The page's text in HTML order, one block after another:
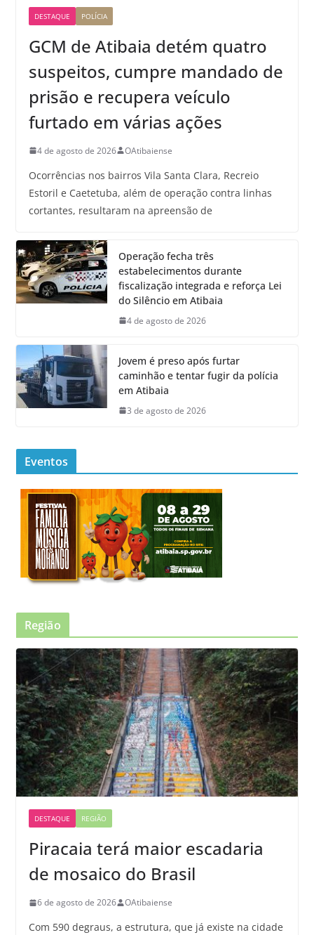
DESTAQUE POLÍCIA
GCM de Atibaia detém quatro
suspeitos, cumpre mandado de
prisão e recupera veículo
furtado em várias ações
4 de agosto de 2026 OAtibaiense
Ocorrências nos bairros Vila Santa Clara, Recreio
Estoril e Caetetuba, além de operação contra linhas
cortantes, resultaram na apreensão de
Operação fecha três
estabelecimentos durante
fiscalização integrada e reforça Lei
do Silêncio em Atibaia
4 de agosto de 2026
Jovem é preso após furtar
caminhão e tentar fugir da polícia
em Atibaia
3 de agosto de 2026
Eventos
Região
DESTAQUE REGIÃO
Piracaia terá maior escadaria
de mosaico do Brasil
6 de agosto de 2026 OAtibaiense
Com 590 degraus, a estrutura, que já existe na cidade